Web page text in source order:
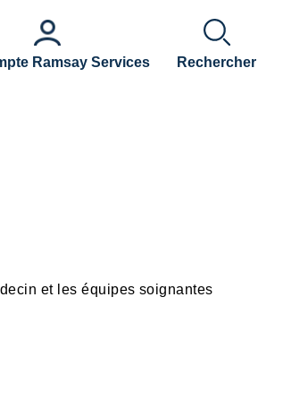
Ramsay Services Rechercher
et les équipes soignantes